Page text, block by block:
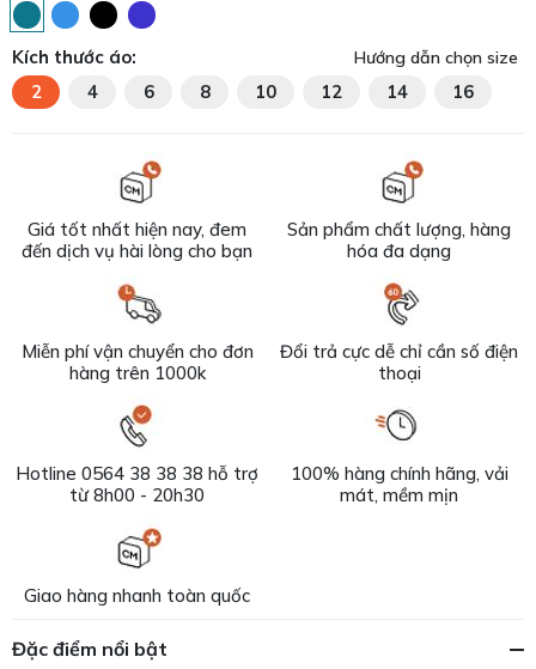
Kích thước áo: Hướng dẫn chọn size
2 4 6 8 10 12 14 16
Giá tốt nhất hiện nay, đem
đến dịch vụ hài lòng cho bạn
Sản phẩm chất lượng, hàng
hóa đa dạng
Miễn phí vận chuyển cho đơn
hàng trên 1000k
Đổi trả cực dễ chỉ cần số điện
thoại
Hotline 0564 38 38 38 hỗ trợ
từ 8h00 - 20h30
100% hàng chính hãng, vải
mát, mềm mịn
Giao hàng nhanh toàn quốc
Đặc điểm nổi bật